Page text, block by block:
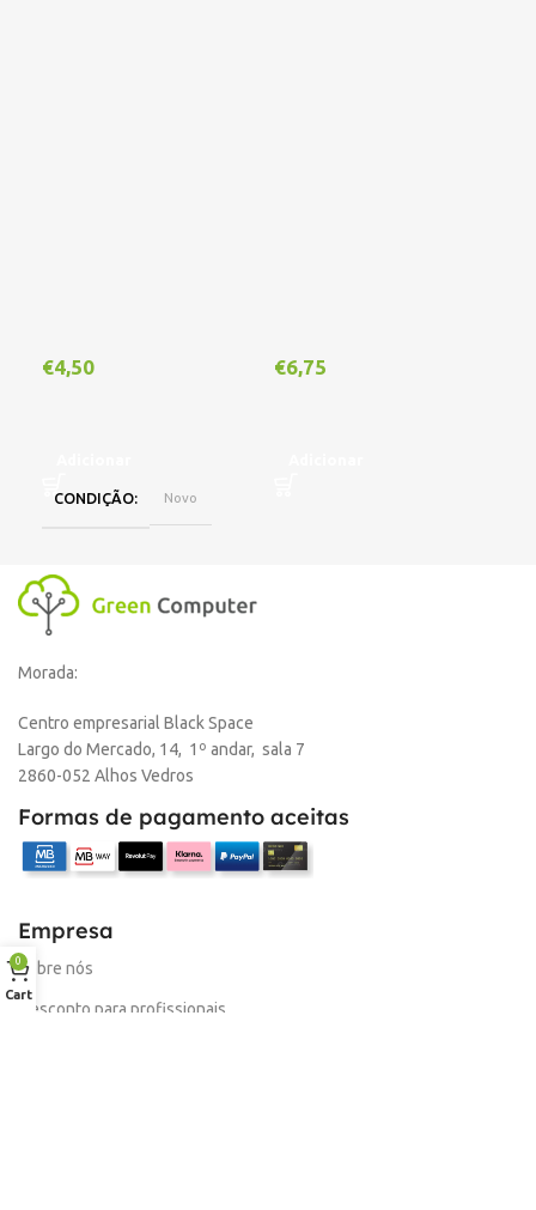
€4,50
CONDIÇÃO Novo
€6,75
Morada:
Centro empresarial Black Space
Largo do Mercado, 14, 1º andar, sala 7
2860-052 Alhos Vedros
Formas de pagamento aceitas
Empresa
Sobre nós
Desconto para profissionais
0
Cart